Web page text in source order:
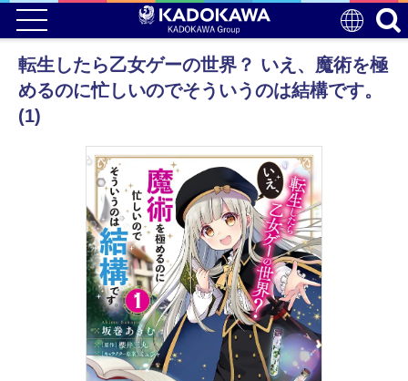
転生したら乙女ゲーの世界？ いえ、魔術を極
めるのに忙しいのでそういうのは結構です。
(1)